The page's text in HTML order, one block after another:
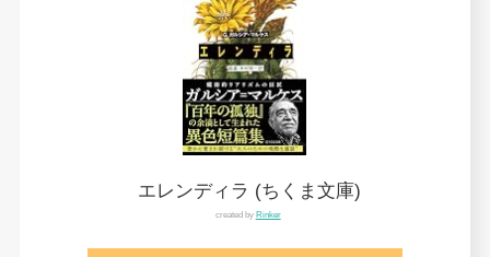
エレンディラ (ちくま文庫)
created by Rinker